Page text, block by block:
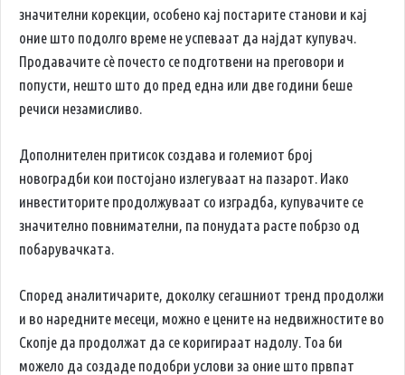
значителни корекции, особено кај постарите станови и кај
оние што подолго време не успеваат да најдат купувач.
Продавачите сè почесто се подготвени на преговори и
попусти, нешто што до пред една или две години беше
речиси незамисливо.
Дополнителен притисок создава и големиот број
новоградби кои постојано излегуваат на пазарот. Иако
инвеститорите продолжуваат со изградба, купувачите се
значително повнимателни, па понудата расте побрзо од
побарувачката.
Според аналитичарите, доколку сегашниот тренд продолжи
и во наредните месеци, можно е цените на недвижностите во
Скопје да продолжат да се коригираат надолу. Тоа би
можело да создаде подобри услови за оние што првпат